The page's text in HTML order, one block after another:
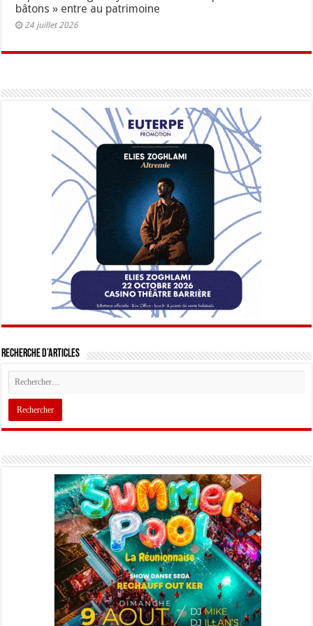
bâtons » entre au patrimoine
24 juillet 2026
Recherche d’articles